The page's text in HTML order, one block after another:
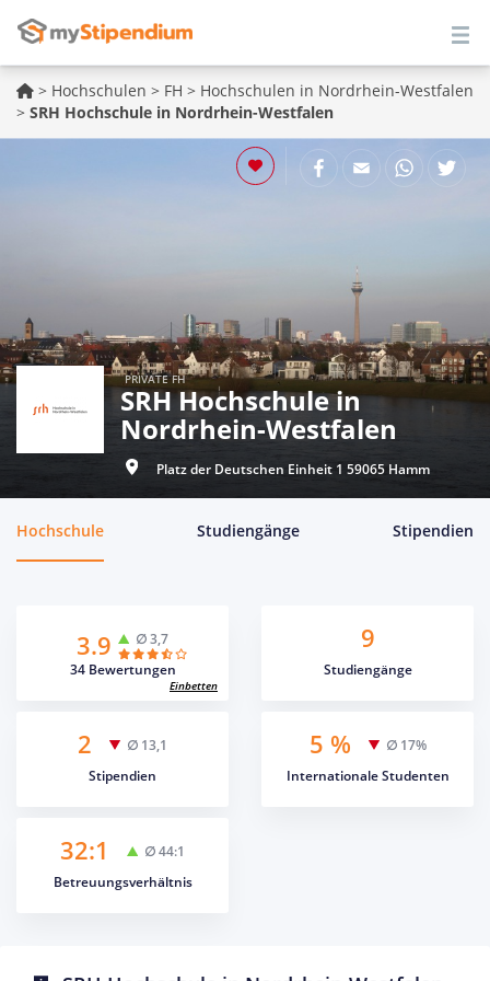
> Hochschulen > FH > Hochschulen in Nordrhein-Westfalen
> SRH Hochschule in Nordrhein-Westfalen
PRIVATE FH
SRH Hochschule in
Nordrhein-Westfalen
Platz der Deutschen Einheit 1 59065 Hamm
Hochschule Studiengänge Stipendien
3.9
∅ 3,7
34 Bewertungen
Einbetten
9
Studiengänge
2
∅ 13,1
Stipendien
5 %
∅ 17%
Internationale Studenten
32:1
∅ 44:1
Betreuungsverhältnis